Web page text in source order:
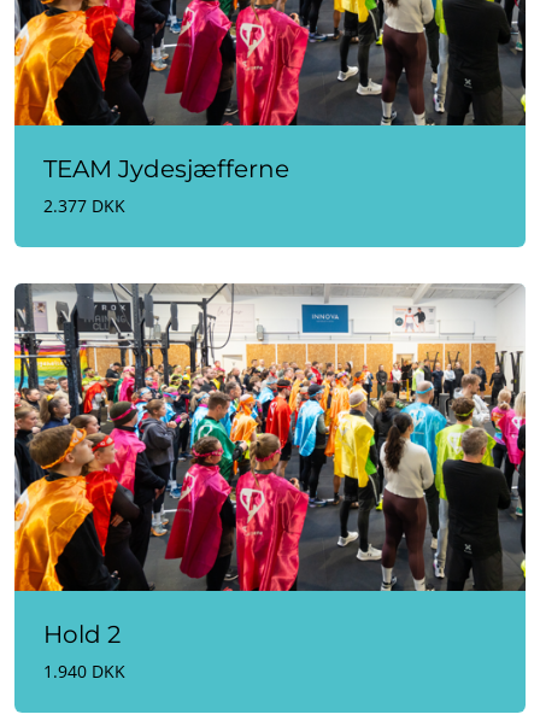
TEAM Jydesjæfferne
2.377 DKK
Hold 2
1.940 DKK